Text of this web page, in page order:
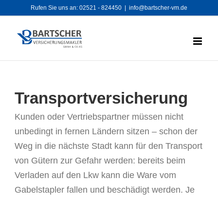
springen
Rufen Sie uns an: 02521 - 824450 info@bartscher-vm.de
Transportversicherung
Kunden oder Vertriebspartner müssen nicht
unbedingt in fernen Ländern sitzen – schon der
Weg in die nächste Stadt kann für den Transport
von Gütern zur Gefahr werden: bereits beim
Verladen auf den Lkw kann die Ware vom
Gabelstapler fallen und beschädigt werden. Je